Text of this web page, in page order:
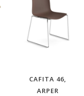
CAFITA 46,
ARPER